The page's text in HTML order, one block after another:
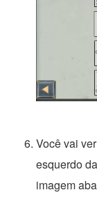
Você vai
esquerdo
imagem